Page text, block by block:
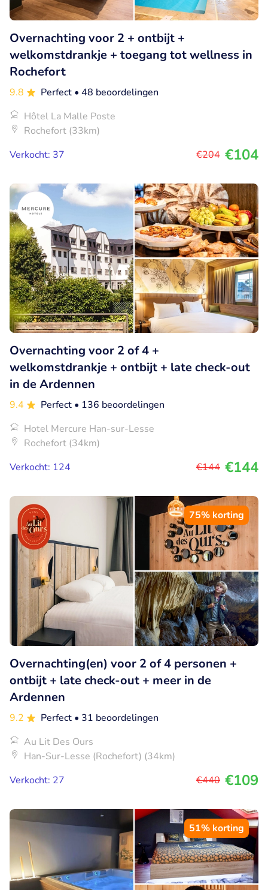
Overnachting voor 2 + ontbijt +
welkomstdrankje + toegang tot wellness in
Rochefort
9.8 Perfect • 48 beoordelingen
Hôtel La Malle Poste
Rochefort (33km)
Verkocht: 37
€204 €104
Overnachting voor 2 of 4 +
welkomstdrankje + ontbijt + late check-out
in de Ardennen
9.4 Perfect • 136 beoordelingen
Hotel Mercure Han-sur-Lesse
Rochefort (34km)
Verkocht: 124
€144 €144
75% korting
Overnachting(en) voor 2 of 4 personen +
ontbijt + late check-out + meer in de
Ardennen
9.2 Perfect • 31 beoordelingen
Au Lit Des Ours
Han-Sur-Lesse (Rochefort) (34km)
Verkocht: 27
€440 €109
51% korting